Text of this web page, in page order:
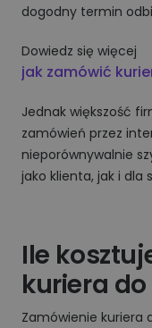
dogodny termin
Dowiedz się więcej
jak zamówić
Jednak większość
zamówień przez
nieporównywalnie
jako klienta, jak i dla
Ile
kuriera
Zamówienie kuriera